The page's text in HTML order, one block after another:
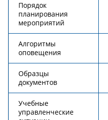
Порядок
планирования
мероприятий
Алгоритмы
оповещения
Образцы
документов
Учебные
управленческие